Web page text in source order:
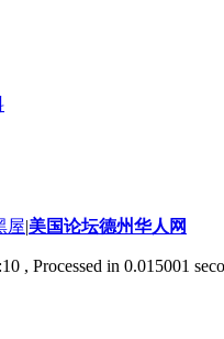
屋|美国论坛德州华人网
, Processed in 0.015001